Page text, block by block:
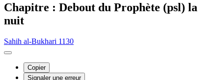
Chapitre : Debout du Prophète (psl) la
nuit
Sahih al-Bukhari 1130
Copier
Signaler une erreur